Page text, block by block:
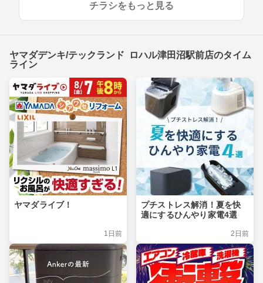
チラシをもっと見る
ヤマダデンキ/テックランド ロハル津田沼駅前店のタイム
ライン
ヤマダライブ！
1日前
プチストレス解消！夏を快
適にするひんやり家電4選
2日前